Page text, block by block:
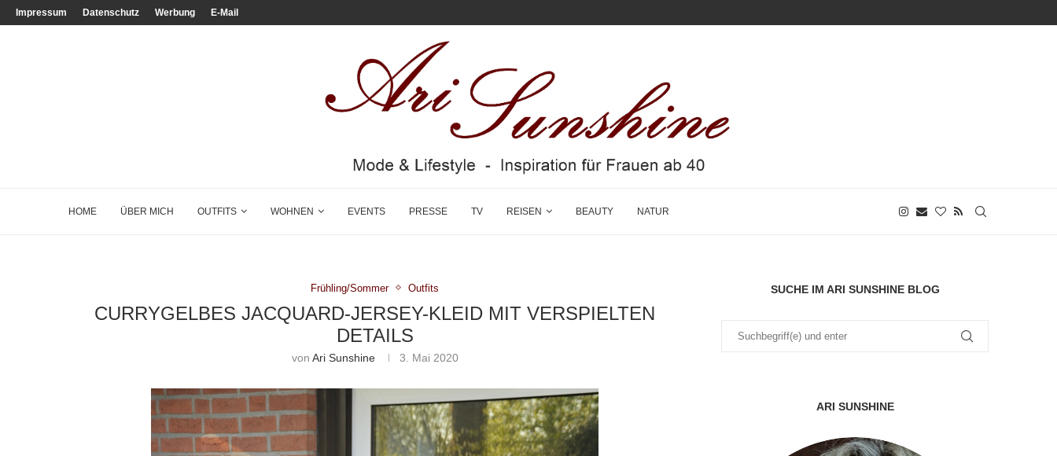
Impressum Datenschutz Werbung E-Mail
HOME ÜBER MICH OUTFITS WOHNEN EVENTS PRESSE TV REISEN BEAUTY NATUR
Frühling/Sommer Outfits
CURRYGELBES JACQUARD-JERSEY-KLEID MIT VERSPIELTEN
DETAILS
von Ari Sunshine 3. Mai 2020
SUCHE IM ARI SUNSHINE BLOG
ARI SUNSHINE